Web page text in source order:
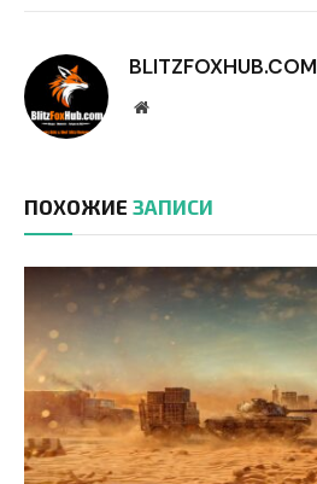
BLITZFOXHUB.COM
Website
ПОХОЖИЕ ЗАПИСИ